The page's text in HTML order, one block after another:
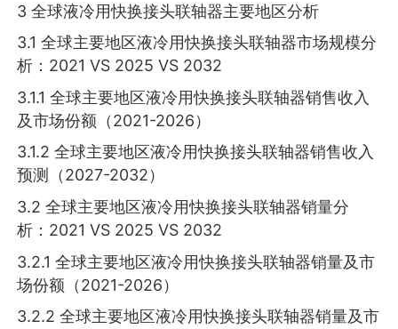
3 全球液冷用快换接头联轴器主要地区分析
3.1 全球主要地区液冷用快换接头联轴器市场规模分
析：2021 VS 2025 VS 2032
3.1.1 全球主要地区液冷用快换接头联轴器销售收入
及市场份额（2021-2026）
3.1.2 全球主要地区液冷用快换接头联轴器销售收入
预测（2027-2032）
3.2 全球主要地区液冷用快换接头联轴器销量分
析：2021 VS 2025 VS 2032
3.2.1 全球主要地区液冷用快换接头联轴器销量及市
场份额（2021-2026）
3.2.2 全球主要地区液冷用快换接头联轴器销量及市